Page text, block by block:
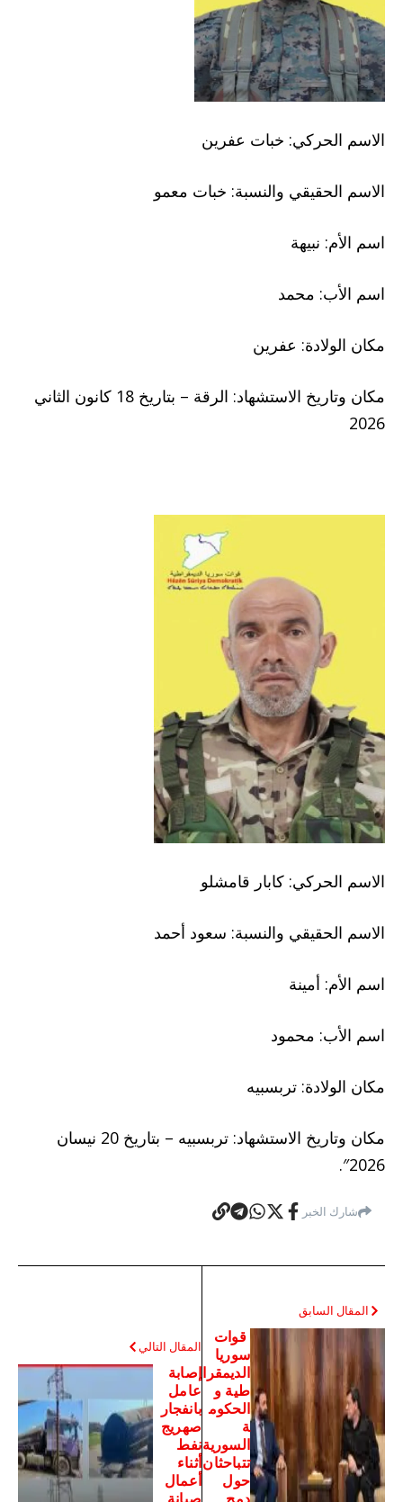
الاسم الحركي: خبات عفرين
الاسم الحقيقي والنسبة: خبات معمو
اسم الأم: نبيهة
اسم الأب: محمد
مكان الولادة: عفرين
مكان وتاريخ الاستشهاد: الرقة – بتاريخ 18 كانون الثاني
2026
الاسم الحركي: كابار قامشلو
الاسم الحقيقي والنسبة: سعود أحمد
اسم الأم: أمينة
اسم الأب: محمود
مكان الولادة: تربسبيه
مكان وتاريخ الاستشهاد: تربسبيه – بتاريخ 20 نيسان
2026″.
شارك الخبر
المقال السابق
قوات
سوريا
الديمقرا
طية و
الحكوم
ة
السورية
تتباحثان
حول
المقال التالي
إصابة
عامل
بانفجار
صهريج
نفط
أثناء
أعمال